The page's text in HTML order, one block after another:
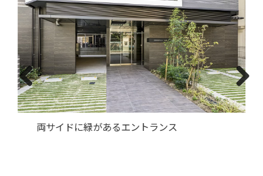
明るく高級感のある風除室
Previous Next